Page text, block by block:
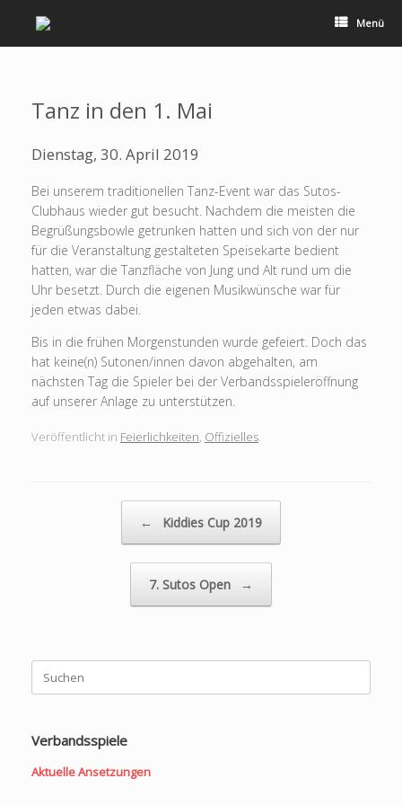
Menü
Tanz in den 1. Mai
Dienstag, 30. April 2019
Bei unserem traditionellen Tanz-Event war das Sutos-
Clubhaus wieder gut besucht. Nachdem die meisten die
Begrüßungsbowle getrunken hatten und sich von der nur
für die Veranstaltung gestalteten Speisekarte bedient
hatten, war die Tanzfläche von Jung und Alt rund um die
Uhr besetzt. Durch die eigenen Musikwünsche war für
jeden etwas dabei.
Bis in die frühen Morgenstunden wurde gefeiert. Doch das
hat keine(n) Sutonen/innen davon abgehalten, am
nächsten Tag die Spieler bei der Verbandsspieleröffnung
auf unserer Anlage zu unterstützen.
Veröffentlicht in Feierlichkeiten, Offizielles.
← Kiddies Cup 2019
7. Sutos Open →
Suchen
nach:
Verbandsspiele
Aktuelle Ansetzungen